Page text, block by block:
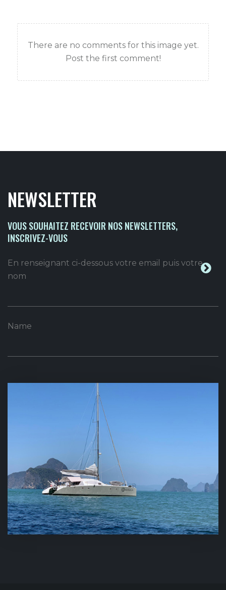
There are no comments for this image yet.
Post the first comment!
NEWSLETTER
VOUS SOUHAITEZ RECEVOIR NOS NEWSLETTERS,
INSCRIVEZ-VOUS
En renseignant ci-dessous votre email puis votre
nom
Name